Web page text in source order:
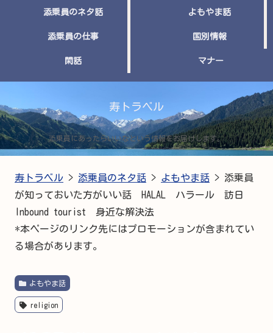
寿トラベル
添乗員にあったらいいなという情報をお届けします。
添乗員のネタ話 よもやま話
添乗員の仕事 国別情報
閑話 マナー
寿トラベル > 添乗員のネタ話 > よもやま話 > 添乗員
が知っておいた方がいい話 HALAL ハラール 訪日
Inbound tourist 身近な解決法
*本ページのリンク先にはプロモーションが含まれてい
る場合があります。
よもやま話
religion